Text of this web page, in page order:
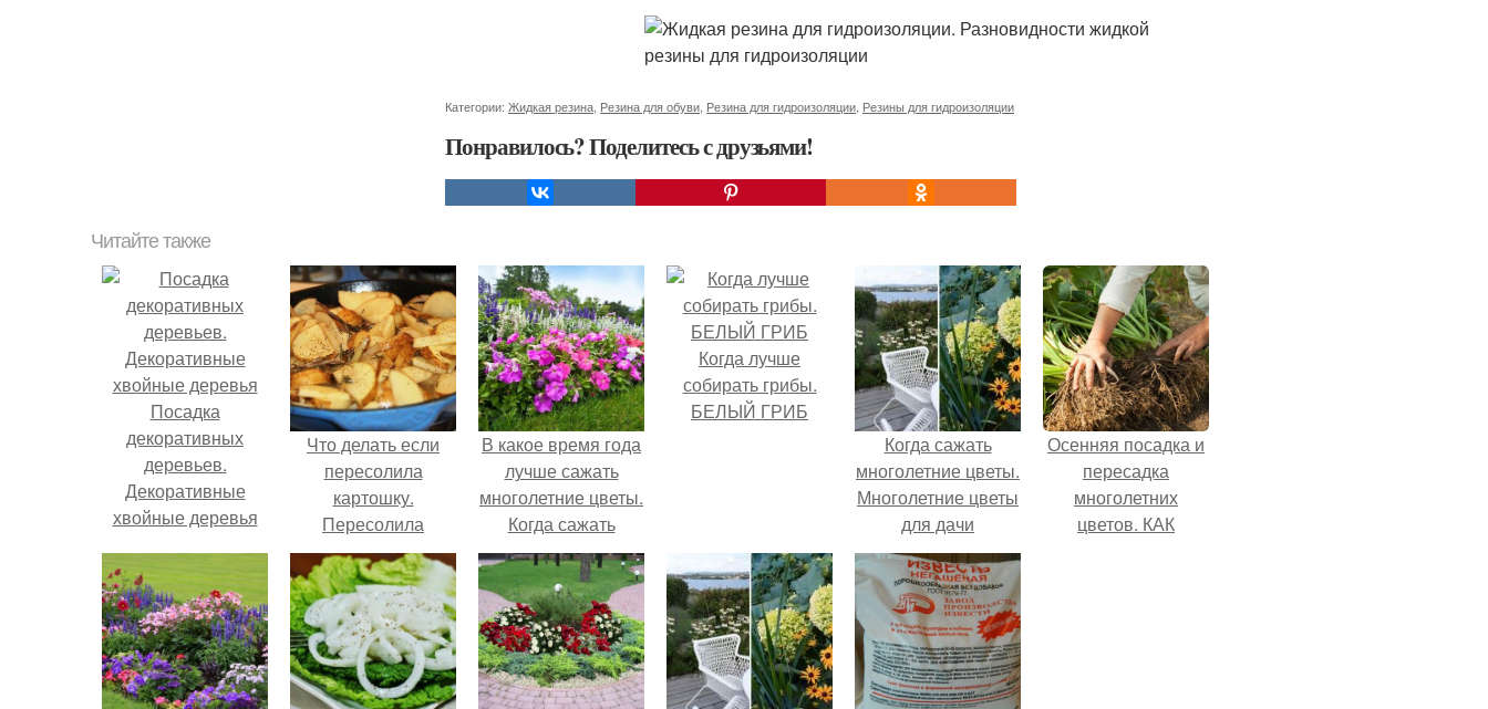
Категории: Жидкая резина Резина для обуви Резина для гидроизоляции Резины для гидроизоляции
Понравилось? Поделитесь с друзьями!
Читайте также
Посадка
декоративных
деревьев.
Декоративные
хвойные деревья
Что делать если
пересолила
картошку.
Пересолила
картошку: что
делать и как
исправить?
В какое время года
лучше сажать
многолетние цветы.
Когда сажать
многолетние цветы
Когда лучше
собирать грибы.
БЕЛЫЙ ГРИБ
Когда сажать
многолетние цветы.
Многолетние цветы
для дачи
Осенняя посадка и
пересадка
многолетних
цветов. КАК